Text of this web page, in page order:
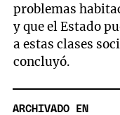
problemas
y que el Estado
a estas clases
concluyó.
ARCHIVADO EN